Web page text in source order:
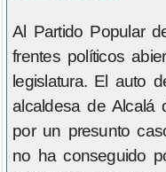
Al Partido Popular
frentes políticos
legislatura. El auto
alcaldesa de Alcalá
por un presunto
no ha conseguido